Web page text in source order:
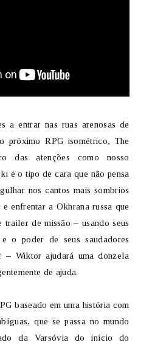
a entrar nas ruas arenosas de
próximo RPG isométrico, The
das atenções como nosso
é o tipo de cara que não pensa
nos cantos mais sombrios
enfrentar a Okhrana russa que
trailer de missão – usando seus
o poder de seus saudadores
– Wiktor ajudará uma donzela
de ajuda.
baseado em uma história com
que se passa no mundo
da Varsóvia do início do